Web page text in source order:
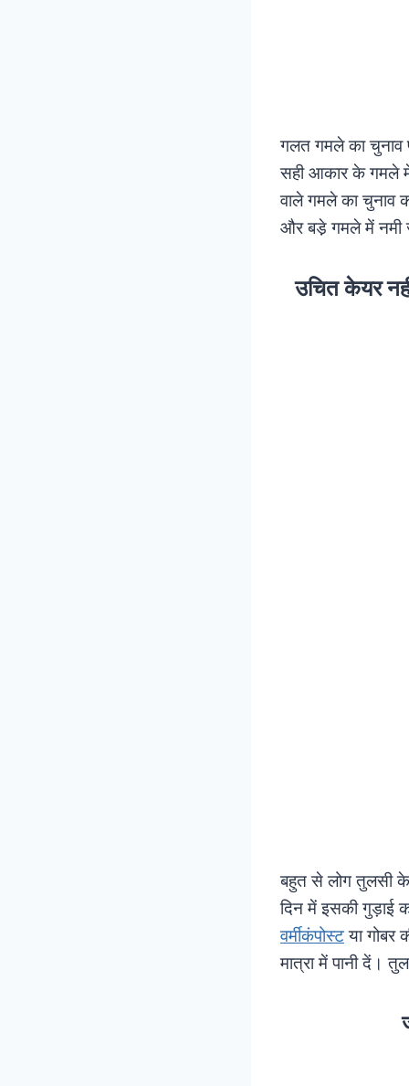
गलत गमले का चुनाव
सही आकार के गमले
वाले गमले का चुनाव
और बडे़ गमले में नमी
उचित केयर
बहुत से लोग तुलसी के
दिन में इसकी गुड़ाई
वर्मीकंपोस्टया
मात्रा में पानी दें।